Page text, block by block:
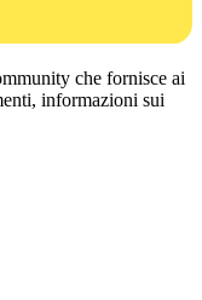
che fornisce ai
informazioni sui